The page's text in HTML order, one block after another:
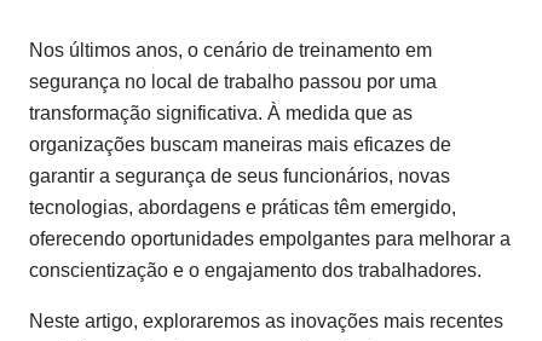
Nos últimos anos, o cenário de treinamento em
segurança no local de trabalho passou por uma
transformação significativa. À medida que as
organizações buscam maneiras mais eficazes de
garantir a segurança de seus funcionários, novas
tecnologias, abordagens e práticas têm emergido,
oferecendo oportunidades empolgantes para melhorar a
conscientização e o engajamento dos trabalhadores.
Neste artigo, exploraremos as inovações mais recentes